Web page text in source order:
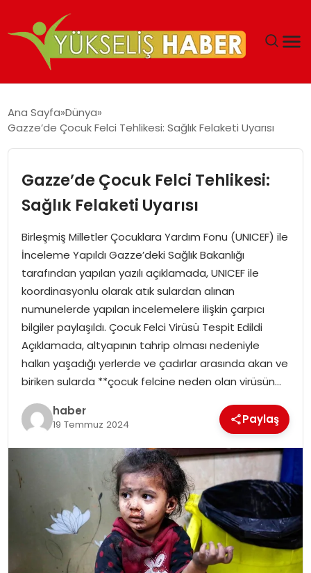
MALIYETLERINI AZALTIYOR’
Ana Sayfa Dünya
Gazze’de Çocuk Felci Tehlikesi: Sağlık Felaketi Uyarısı
Gazze’de Çocuk Felci Tehlikesi:
Sağlık Felaketi Uyarısı
Birleşmiş Milletler Çocuklara Yardım Fonu (UNICEF) ile
İnceleme Yapıldı Gazze’deki Sağlık Bakanlığı
tarafından yapılan yazılı açıklamada, UNICEF ile
koordinasyonlu olarak atık sulardan alınan
numunelerde yapılan incelemelere ilişkin çarpıcı
bilgiler paylaşıldı. Çocuk Felci Virüsü Tespit Edildi
Açıklamada, altyapının tahrip olması nedeniyle
halkın yaşadığı yerlerde ve çadırlar arasında akan ve
biriken sularda **çocuk felcine neden olan virüsün…
haber
19 Temmuz 2024 Paylaş